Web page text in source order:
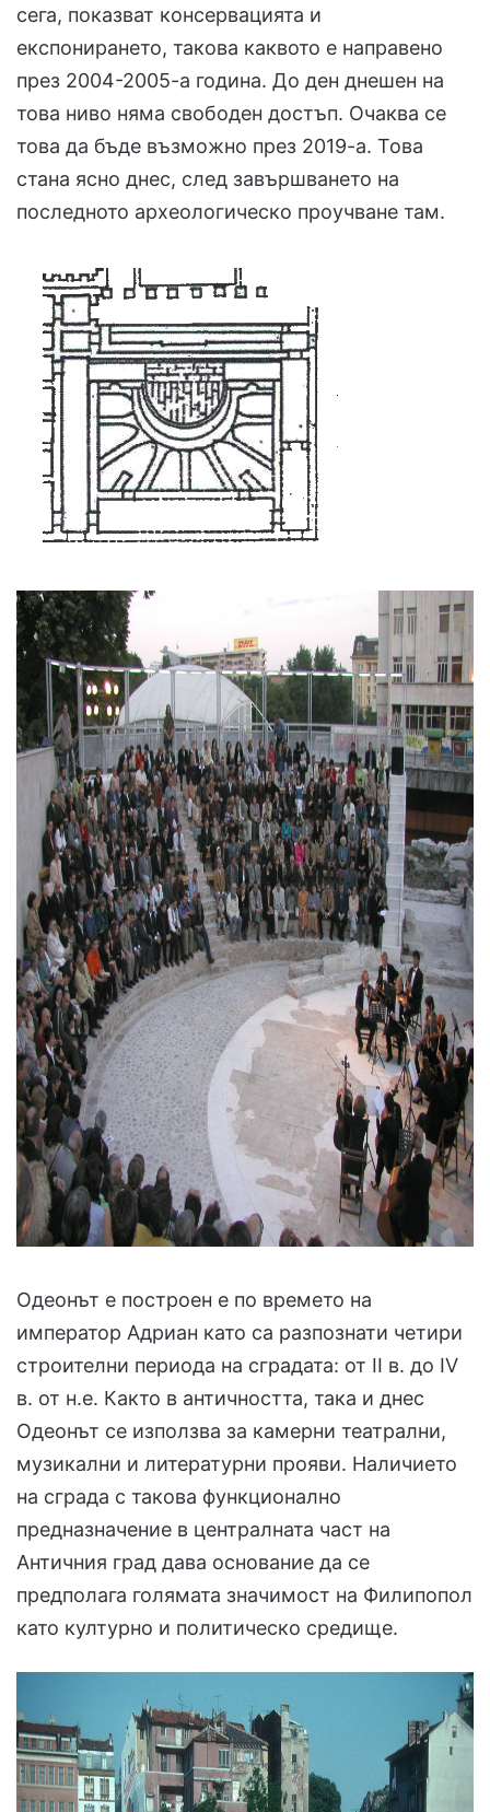
сега, показват консервацията и
експонирането, такова каквото е направено
през 2004-2005-а година. До ден днешен на
това ниво няма свободен достъп. Очаква се
това да бъде възможно през 2019-а. Това
стана ясно днес, след завършването на
последното археологическо проучване там.
Одеонът е построен е по времето на
император Адриан като са разпознати четири
строителни периода на сградата: от II в. до IV
в. от н.е. Както в античността, така и днес
Одеонът се използва за камерни театрални,
музикални и литературни прояви. Наличието
на сграда с такова функционално
предназначение в централната част на
Античния град дава основание да се
предполага голямата значимост на Филипопол
като културно и политическо средище.